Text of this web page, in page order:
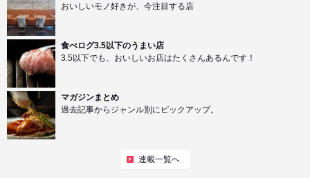
おいしいモノ好きが、今注目する店
食べログ3.5以下のうまい店
3.5以下でも、おいしいお店はたくさんあるんです！
マガジンまとめ
過去記事からジャンル別にピックアップ。
連載一覧へ